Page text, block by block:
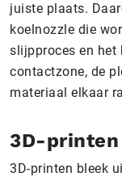
juiste plaats.
koelnozzle die
slijpproces en het
contactzone, de
materiaal elkaar
3D-printen
3D-printen bleek